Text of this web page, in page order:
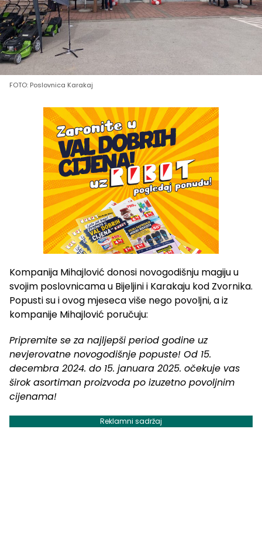
FOTO: Poslovnica Karakaj
Kompanija Mihajlović donosi novogodišnju magiju u
svojim poslovnicama u Bijeljini i Karakaju kod Zvornika.
Popusti su i ovog mjeseca više nego povoljni, a iz
kompanije Mihajlović poručuju:
Pripremite se za najljepši period godine uz
nevjerovatne novogodišnje popuste! Od 15.
decembra 2024. do 15. januara 2025. očekuje vas
širok asortiman proizvoda po izuzetno povoljnim
cijenama!
Reklamni sadržaj